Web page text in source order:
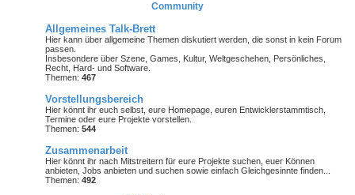
Community
Allgemeines Talk-Brett
Hier kann über allgemeine Themen diskutiert werden, die sonst in kein Forum
passen.
Insbesondere über Szene, Games, Kultur, Weltgeschehen, Persönliches,
Recht, Hard- und Software.
Themen: 467
Vorstellungsbereich
Hier könnt ihr euch selbst, eure Homepage, euren Entwicklerstammtisch,
Termine oder eure Projekte vorstellen.
Themen: 544
Zusammenarbeit
Hier könnt ihr nach Mitstreitern für eure Projekte suchen, euer Können
anbieten, Jobs anbieten und suchen sowie einfach Gleichgesinnte finden...
Themen: 492